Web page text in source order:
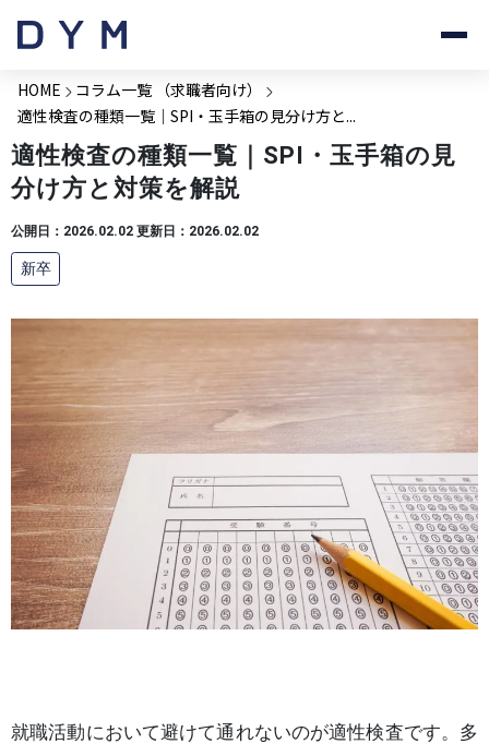
HOME
コラム一覧 （求職者向け）
適性検査の種類一覧｜SPI・玉手箱の見分け方と...
適性検査の種類一覧｜SPI・玉手箱の見
分け方と対策を解説
公開日：2026.02.02 更新日：2026.02.02
新卒
就職活動において避けて通れないのが適性検査です。多